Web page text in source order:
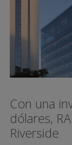
Con una
dólares,
Riverside